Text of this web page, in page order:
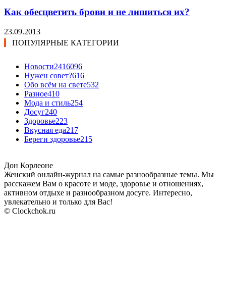
Как обесцветить брови и не лишиться их?
23.09.2013
ПОПУЛЯРНЫЕ КАТЕГОРИИ
Новости2416096
Нужен совет?616
Обо всём на свете532
Разное410
Мода и стиль254
Досуг240
Здоровье223
Вкусная еда217
Береги здоровье215
Дон Корлеоне
Женский онлайн-журнал на самые разнообразные темы. Мы
расскажем Вам о красоте и моде, здоровье и отношениях,
активном отдыхе и разнообразном досуге. Интересно,
увлекательно и только для Вас!
© Clockchok.ru